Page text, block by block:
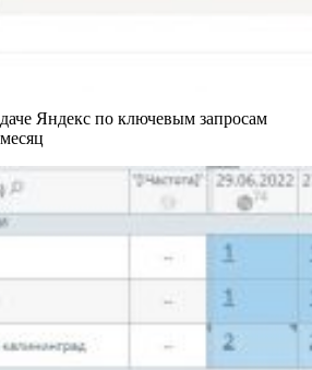
Яндекс по ключевым запросам